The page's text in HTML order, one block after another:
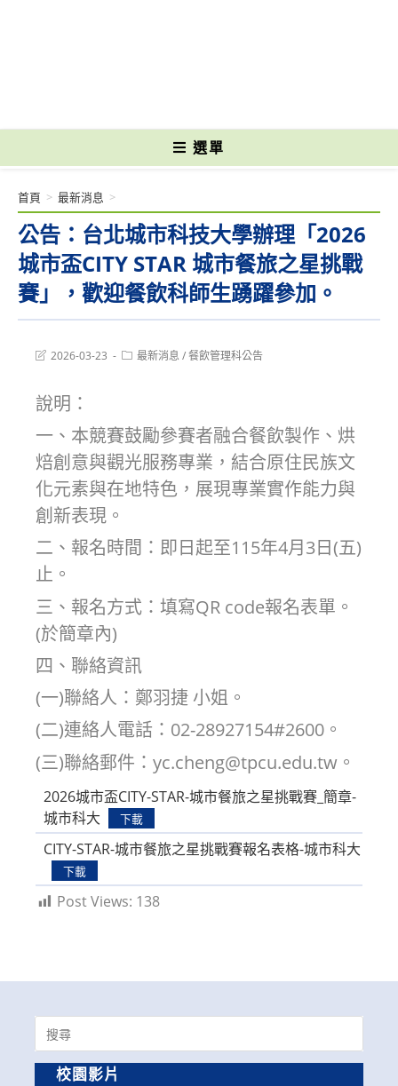
選單
公告：台北城市科技大學辦理「2026
城市盃CITY STAR 城市餐旅之星挑戰
賽」，歡迎餐飲科師生踴躍參加。
首頁 > 最新消息 >
Post2026-03-23
Post最新消息 /餐飲管理科公告
說明：
一、本競賽鼓勵參賽者融合餐飲製作、烘
焙創意與觀光服務專業，結合原住民族文
化元素與在地特色，展現專業實作能力與
創新表現。
二、報名時間：即日起至115年4月3日(五)
止。
三、報名方式：填寫QR code報名表單。
(於簡章內)
四、聯絡資訊
(一)聯絡人：鄭羽捷 小姐。
(二)連絡人電話：02-28927154#2600。
(三)聯絡郵件：yc.cheng@tpcu.edu.tw。
2026城市盃CITY-STAR-城市餐旅之星挑戰賽_簡章-
城市科大
下載
CITY-STAR-城市餐旅之星挑戰賽報名表格-城市科大
下載
Post Views: 138
Search
for:
校園影片